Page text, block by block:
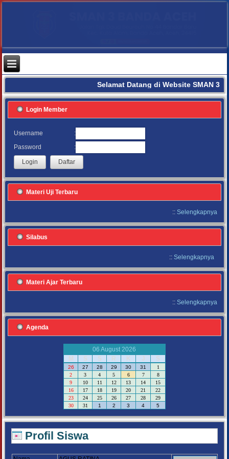
Selamat Datang di Website SMAN 3
Login Member
Username
:
Password
:
Materi Uji Terbaru
:: Selengkapnya
Silabus
:: Selengkapnya
Materi Ajar Terbaru
:: Selengkapnya
Agenda
06 August 2026
M
S S R K J S
26 27 28 29 30 31
1
2
3 4 5 6 7
8
9
10 11 12 13 14
15
16
17 18 19 20 21
22
23
24 25 26 27 28
29
30
31 1 2 3 4 5
Profil Siswa